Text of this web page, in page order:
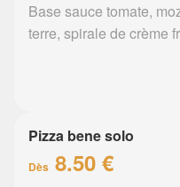
Base sauce tomate,
terre, spirale de crème
Pizza bene solo
Dès 8.50 €